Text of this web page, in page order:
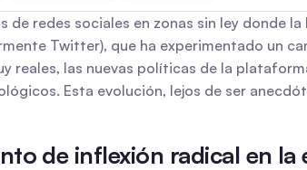
de redes sociales en zonas sin ley
Twitter), que ha experimentado un
reales, las nuevas políticas de la
Esta evolución, lejos de ser
de inflexión radical en la